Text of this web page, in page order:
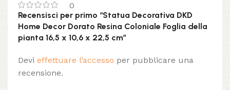
0
Recensisci per primo “Statua Decorativa DKD
Home Decor Dorato Resina Coloniale Foglia della
pianta 16,5 x 10,6 x 22,5 cm”
Devi effettuare l’accesso per pubblicare una
recensione.